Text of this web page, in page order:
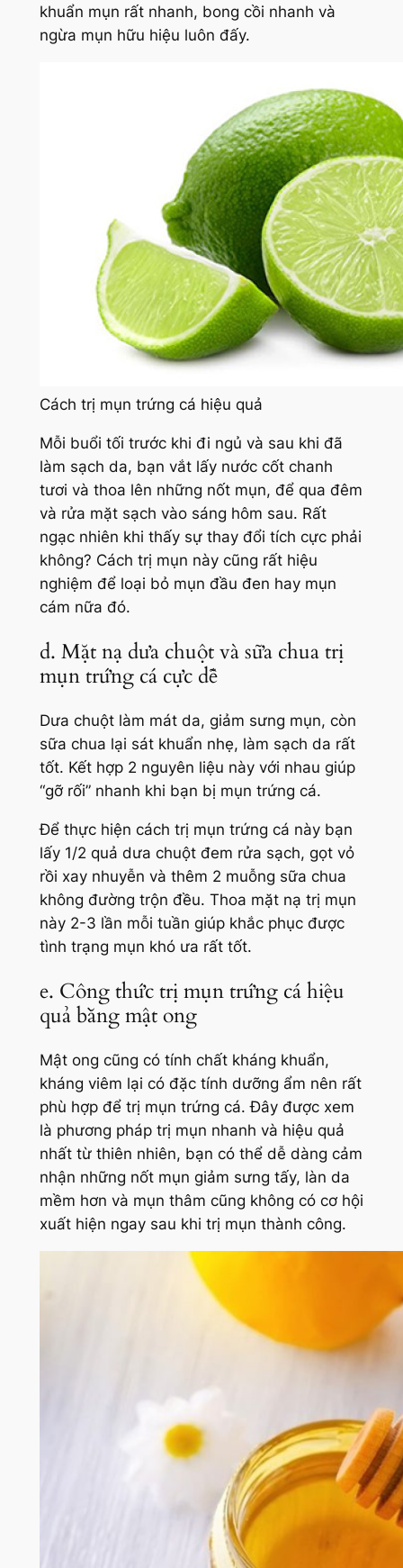
khuẩn mụn rất nhanh, bong cồi nhanh và
ngừa mụn hữu hiệu luôn đấy.
Cách trị mụn trứng cá hiệu quả
Mỗi buổi tối trước khi đi ngủ và sau khi đã
làm sạch da, bạn vắt lấy nước cốt chanh
tươi và thoa lên những nốt mụn, để qua đêm
và rửa mặt sạch vào sáng hôm sau. Rất
ngạc nhiên khi thấy sự thay đổi tích cực phải
không? Cách trị mụn này cũng rất hiệu
nghiệm để loại bỏ mụn đầu đen hay mụn
cám nữa đó.
d. Mặt nạ dưa chuột và sữa chua trị
mụn trứng cá cực dễ
Dưa chuột làm mát da, giảm sưng mụn, còn
sữa chua lại sát khuẩn nhẹ, làm sạch da rất
tốt. Kết hợp 2 nguyên liệu này với nhau giúp
“gỡ rối” nhanh khi bạn bị mụn trứng cá.
Để thực hiện cách trị mụn trứng cá này bạn
lấy 1/2 quả dưa chuột đem rửa sạch, gọt vỏ
rồi xay nhuyễn và thêm 2 muỗng sữa chua
không đường trộn đều. Thoa mặt nạ trị mụn
này 2-3 lần mỗi tuần giúp khắc phục được
tình trạng mụn khó ưa rất tốt.
e. Công thức trị mụn trứng cá hiệu
quả bằng mật ong
Mật ong cũng có tính chất kháng khuẩn,
kháng viêm lại có đặc tính dưỡng ẩm nên rất
phù hợp để trị mụn trứng cá. Đây được xem
là phương pháp trị mụn nhanh và hiệu quả
nhất từ thiên nhiên, bạn có thể dễ dàng cảm
nhận những nốt mụn giảm sưng tấy, làn da
mềm hơn và mụn thâm cũng không có cơ hội
xuất hiện ngay sau khi trị mụn thành công.